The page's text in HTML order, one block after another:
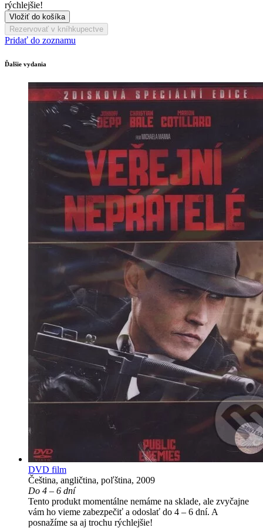
rýchlejšie!
Vložiť do košíka
Rezervovať v kníhkupectve
Pridať do zoznamu
Ďalšie vydania
DVD film
Čeština, angličtina, poľština, 2009
Do 4 – 6 dní
Tento produkt momentálne nemáme na sklade, ale zvyčajne
vám ho vieme zabezpečiť a odoslať do 4 – 6 dní. A
posnažíme sa aj trochu rýchlejšie!